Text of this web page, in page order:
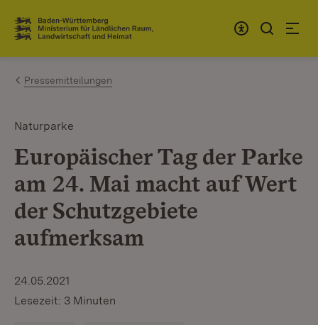
Zum Inhalt springen
Link zur Startseite
Pressemitteilungen
Naturparke
Europäischer Tag der Parke
am 24. Mai macht auf Wert
der Schutzgebiete
aufmerksam
24.05.2021
Lesezeit: 3 Minuten